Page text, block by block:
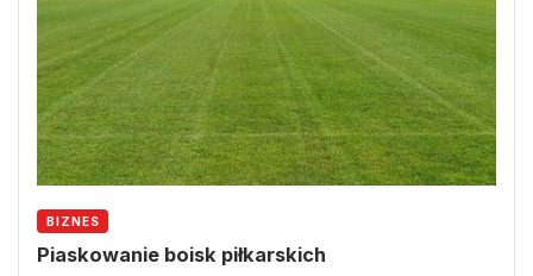
BIZNES
Piaskowanie boisk piłkarskich